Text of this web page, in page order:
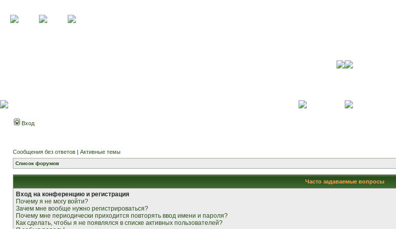
Вход
Сообщения без ответов | Активные темы
Список форумов
Часто задаваемые вопросы
Вход на конференцию и регистрация
Почему я не могу войти?
Зачем мне вообще нужно регистрироваться?
Почему мне периодически приходится повторять ввод имени и пароля?
Как сделать, чтобы я не появлялся в списке активных пользователей?